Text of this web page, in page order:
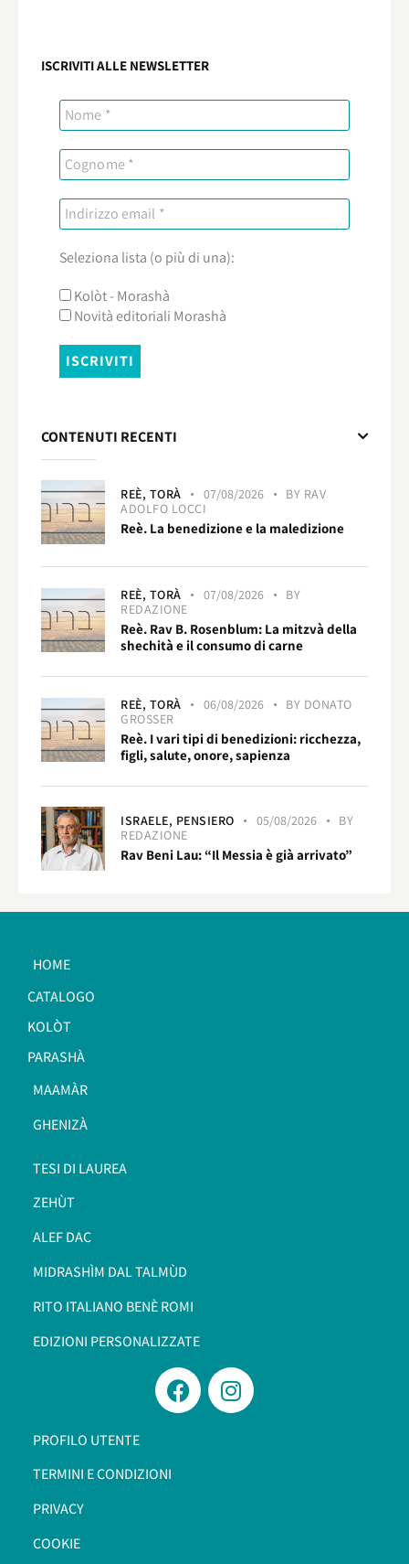
ISCRIVITI ALLE NEWSLETTER
Seleziona lista (o più di una):
Kolòt - Morashà
Novità editoriali Morashà
CONTENUTI RECENTI
REÈ, TORÀ 07/08/2026 BY RAV
ADOLFO LOCCI
Reè. La benedizione e la maledizione
REÈ, TORÀ 07/08/2026
BY
REDAZIONE
Reè. Rav B. Rosenblum: La mitzvà della
shechità e il consumo di carne
REÈ, TORÀ 06/08/2026 BY DONATO
GROSSER
Reè. I vari tipi di benedizioni: ricchezza,
figli, salute, onore, sapienza
ISRAELE, PENSIERO 05/08/2026
BY
REDAZIONE
Rav Beni Lau: “Il Messia è già arrivato”
HOME
CATALOGO
KOLÒT
PARASHÀ
MAAMÀR
GHENIZÀ
TESI DI LAUREA
ZEHÙT
ALEF DAC
MIDRASHÌM DAL TALMÙD
RITO ITALIANO BENÈ ROMI​
EDIZIONI PERSONALIZZATE
PROFILO UTENTE
TERMINI E CONDIZIONI
PRIVACY
COOKIE